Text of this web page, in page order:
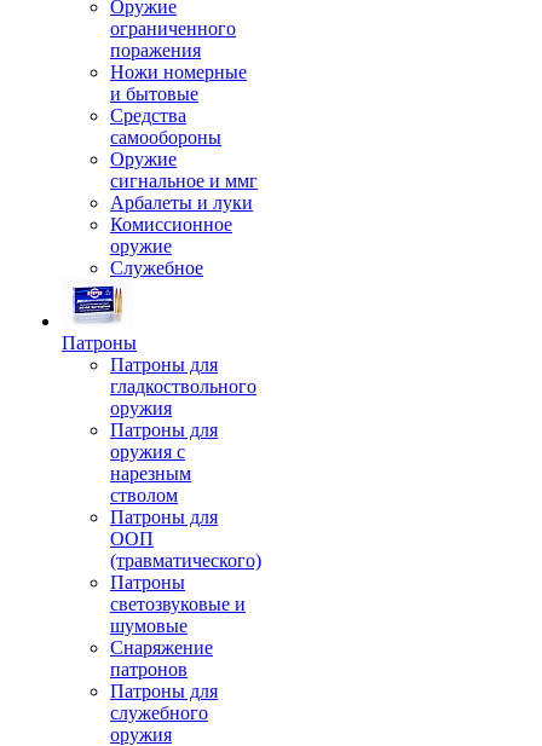
Оружие
ограниченного
поражения
Ножи номерные
и бытовые
Средства
самообороны
Оружие
сигнальное и ммг
Арбалеты и луки
Комиссионное
оружие
Служебное
Патроны
Патроны для
гладкоствольного
оружия
Патроны для
оружия с
нарезным
стволом
Патроны для
ООП
(травматического)
Патроны
светозвуковые и
шумовые
Снаряжение
патронов
Патроны для
служебного
оружия